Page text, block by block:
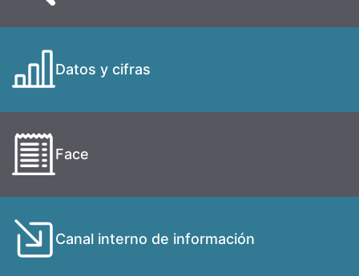
Datos y cifras
Face
Canal interno de información